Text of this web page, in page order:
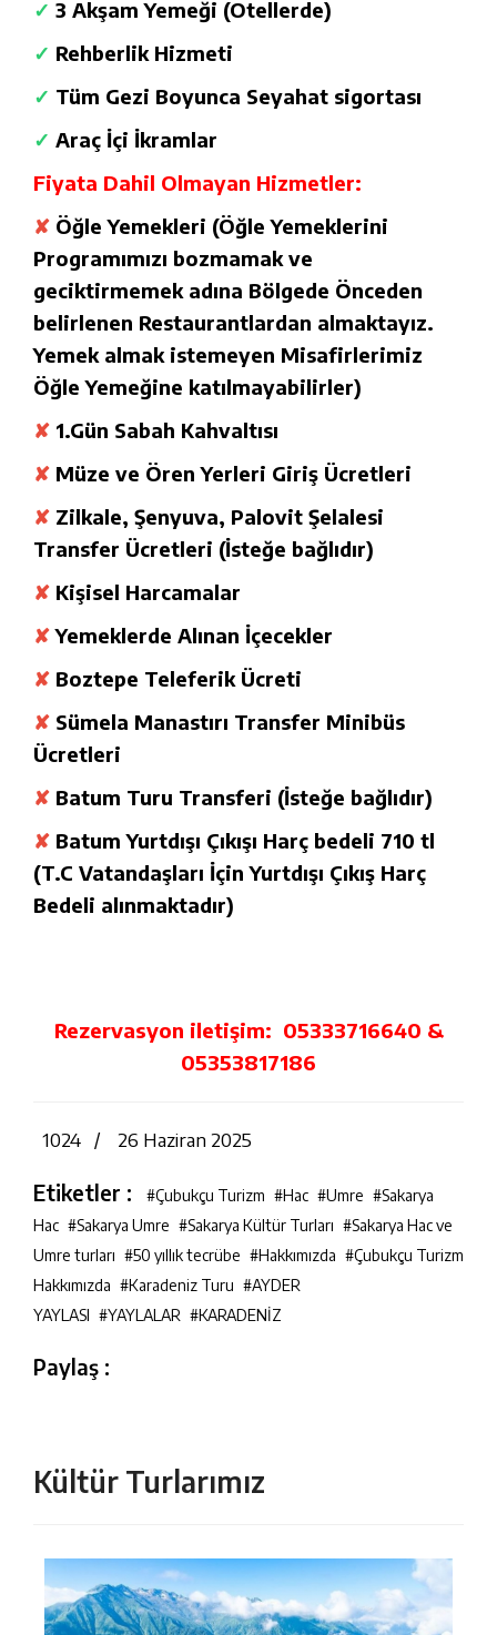
✓ 3 Akşam Yemeği (Otellerde)
✓ Rehberlik Hizmeti
✓ Tüm Gezi Boyunca Seyahat sigortası
✓ Araç İçi İkramlar
Fiyata Dahil Olmayan Hizmetler:
✘ Öğle Yemekleri (Öğle Yemeklerini
Programımızı bozmamak ve
geciktirmemek adına Bölgede Önceden
belirlenen Restaurantlardan almaktayız.
Yemek almak istemeyen Misafirlerimiz
Öğle Yemeğine katılmayabilirler)
✘ 1.Gün Sabah Kahvaltısı
✘ Müze ve Ören Yerleri Giriş Ücretleri
✘ Zilkale, Şenyuva, Palovit Şelalesi
Transfer Ücretleri (İsteğe bağlıdır)
✘ Kişisel Harcamalar
✘Yemeklerde Alınan İçecekler
✘ Boztepe Teleferik Ücreti
✘ Sümela Manastırı Transfer Minibüs
Ücretleri
✘ Batum Turu Transferi (İsteğe bağlıdır)
✘ Batum Yurtdışı Çıkışı Harç bedeli 710 tl
(T.C Vatandaşları İçin Yurtdışı Çıkış Harç
Bedeli alınmaktadır)
Rezervasyon iletişim: 05333716640 &
05353817186
1024 / 26 Haziran 2025
Etiketler : #Çubukçu Turizm #Hac #Umre #Sakarya
Hac #Sakarya Umre #Sakarya Kültür Turları #Sakarya Hac ve
Umre turları #50 yıllık tecrübe #Hakkımızda #Çubukçu Turizm
Hakkımızda #Karadeniz Turu #AYDER
YAYLASI #YAYLALAR #KARADENİZ
Paylaş :
Kültür Turlarımız